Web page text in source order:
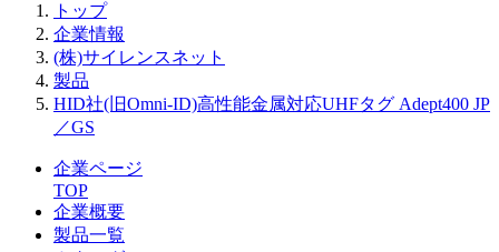
トップ
企業情報
(株)サイレンスネット
製品
HID社(旧Omni-ID)高性能金属対応UHFタグ Adept400 JP
／GS
企業ページ
TOP
企業概要
製品一覧